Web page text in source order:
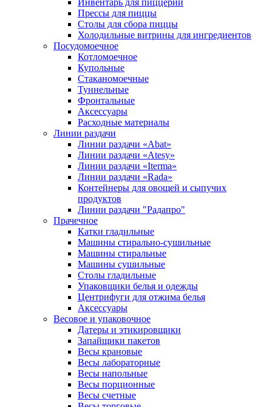
Инвентарь для пиццерий
Прессы для пиццы
Столы для сбора пиццы
Холодильные витрины для ингредиентов
Посудомоечное
Котломоечное
Купольные
Стаканомоечные
Туннельные
Фронтальные
Аксессуары
Расходные материалы
Линии раздачи
Линии раздачи «Abat»
Линии раздачи «Atesy»
Линии раздачи «Iterma»
Линии раздачи «Rada»
Контейнеры для овощей и сыпучих
продуктов
Линии раздачи "Радапро"
Прачечное
Катки гладильные
Машины стирально-сушильные
Машины стиральные
Машины сушильные
Столы гладильные
Упаковщики белья и одежды
Центрифуги для отжима белья
Аксессуары
Весовое и упаковочное
Датеры и этикировщики
Запайщики пакетов
Весы крановые
Весы лабораторные
Весы напольные
Весы порционные
Весы счетные